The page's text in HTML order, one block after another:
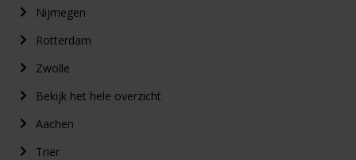
Nijmegen
Rotterdam
Zwolle
Bekijk het hele overzicht
Aachen
Trier